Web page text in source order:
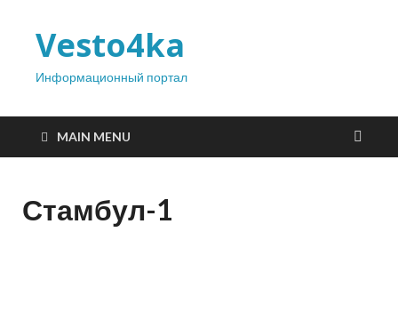
Vesto4ka
Информационный портал
MAIN MENU
Стамбул-1